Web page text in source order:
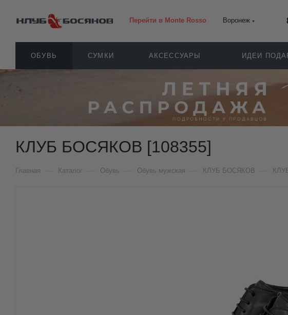
Перейти в Monte Rosso Воронеж
ОБУВЬ СУМКИ АКСЕССУАРЫ ИДЕИ
КЛУБ БОСЯКОВ [108355]
Главная Каталог Обувь Обувь мужская КЛУБ БОСЯКОВ